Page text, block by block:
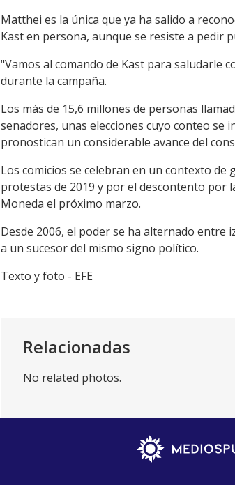
Matthei es la única que ya ha salido a
Kast en persona, aunque se resiste a pedir
"Vamos al comando de Kast para saludarle
durante la campaña.
Los más de 15,6 millones de personas
senadores, unas elecciones cuyo conteo se
pronostican un considerable avance del
Los comicios se celebran en un contexto de
protestas de 2019 y por el descontento por
Moneda el próximo marzo.
Desde 2006, el poder se ha alternado
a un sucesor del mismo signo político.
Texto y foto - EFE
Relacionadas
No related photos.